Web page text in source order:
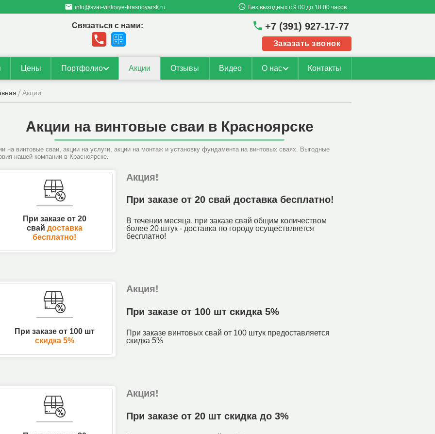
info@svai-vintovye-krasnoyarsk.ru Без выходных с 9:00 до 18:00 часов
Связаться с нами: +7 (391) 927-17-77
Заказать звонок
Цены Портфолио Акции Отзывы Видео О нас
Каталог
Контакты
Акции
Акции на винтовые сваи в Красноярске
на винтовые сваи, акции на услуги, акции на монтаж и установку фундамента на винтовых сваях. Выгодные
нашей компании в Красноярске.
При заказе от 20
свай доставка
бесплатно!
Акция!
При заказе от 20 свай доставка бесплатно!
В течении месяца, при заказе свай общим количеством
более 20 штук - доставка по городу осуществляется
бесплатно!
При заказе от 100 шт
скидка 5%
Акция!
При заказе от 100 шт скидка 5%
При заказе винтовых свай от 100 штук предоставляется
скидка 5%
Акция!
При заказе от 20 шт скидка до 3%